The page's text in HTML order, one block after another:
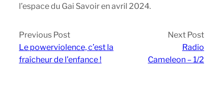
l’espace du Gai Savoir en avril 2024.
Previous Post
Le powerviolence, c’est la
fraîcheur de l’enfance !
Next Post
Radio
Cameleon – 1/2